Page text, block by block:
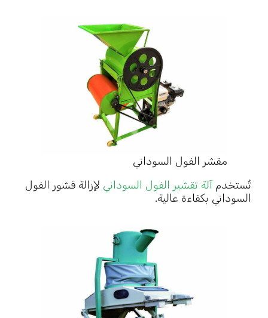
مقشر الفول السوداني
تُستخدم آلة تقشير الفول السوداني لإزالة قشور الفول
السوداني بكفاءة عالية.